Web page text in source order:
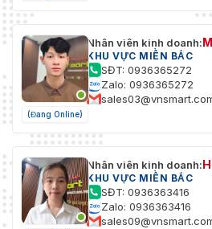
(Đang Online)
Nhân viên kinh doanh:
KHU VỰC MIỀN BẮC
SĐT: 0936365272
Zalo: 0936365272
Nhân viên kinh doanh:
KHU VỰC MIỀN BẮC
SĐT: 0936363416
Zalo: 0936363416